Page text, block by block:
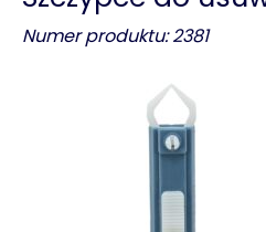
Numer produktu: 2381